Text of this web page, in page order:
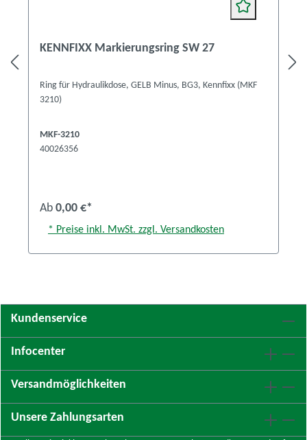
KENNFIXX Markierungsring SW 27
Ring für Hydraulikdose, GELB Minus, BG3, Kennfixx (MKF
3210)
MKF-3210
40026356
Ab 0,00 €*
* Preise inkl. MwSt. zzgl. Versandkosten
Kundenservice
Infocenter
Versandmöglichkeiten
Unsere Zahlungsarten